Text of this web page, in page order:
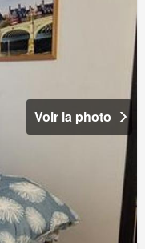
Voir la photo